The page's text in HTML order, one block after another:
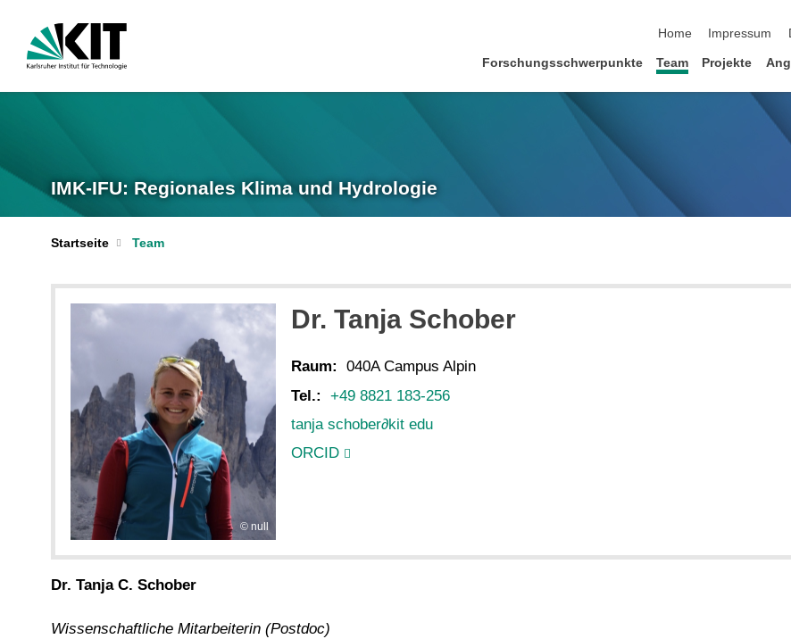
Home
Impressum
Forschungsschwerpunkte Team Projekte
IMK-IFU: Regionales Klima und Hydrologie
Startseite Team
null
Dr. Tanja Schober
Raum:
040A Campus Alpin
Tel.:
+49 8821 183-256
tanja schober∂kit edu
ORCID
Dr. Tanja C. Schober
Wissenschaftliche Mitarbeiterin (Postdoc)